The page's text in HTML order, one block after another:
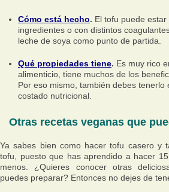
Cómo está hecho. El tofu puede
ingredientes o con distintos
leche de soya como punto de partida.
Qué propiedades tiene. Es muy rico
alimenticio, tiene muchos de los
Por eso mismo, también debes tenerlo
costado nutricional.
Otras recetas veganas que
Ya sabes bien como hacer tofu casero y
tofu, puesto que has aprendido a hacer
menos. ¿Quieres conocer otras
puedes preparar? Entonces no dejes de